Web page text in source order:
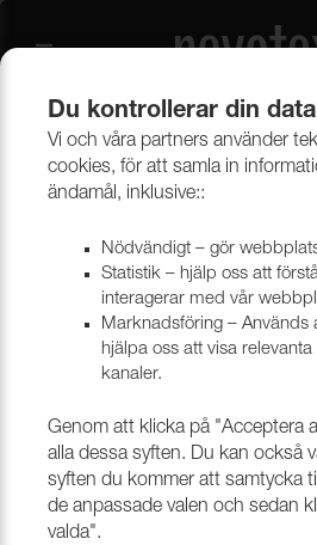
Beklädnadsmaterial Möbeltyger
Du kontrollerar din data
Vi och våra partners använder
cookies, för att samla in
ändamål, inklusive::
Nödvändigt – gör
Statistik – hjälp oss att
interagerar med vår
Marknadsföring – Används
hjälpa oss att visa
kanaler.
Genom att klicka på "Acceptera
alla dessa syften. Du kan också
syften du kommer att samtycka
de anpassade valen och sedan
valda".